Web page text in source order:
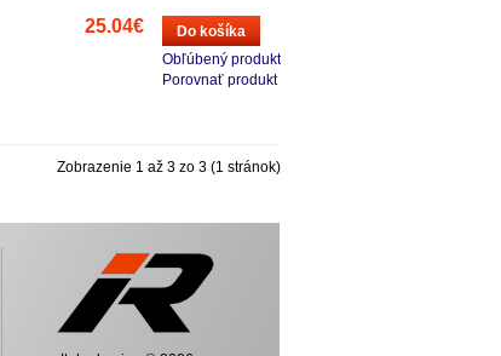
Do košíka
Obľúbený produkt
Porovnať produkt
25.04€
Zobrazenie 1 až 3 zo 3 (1 stránok)